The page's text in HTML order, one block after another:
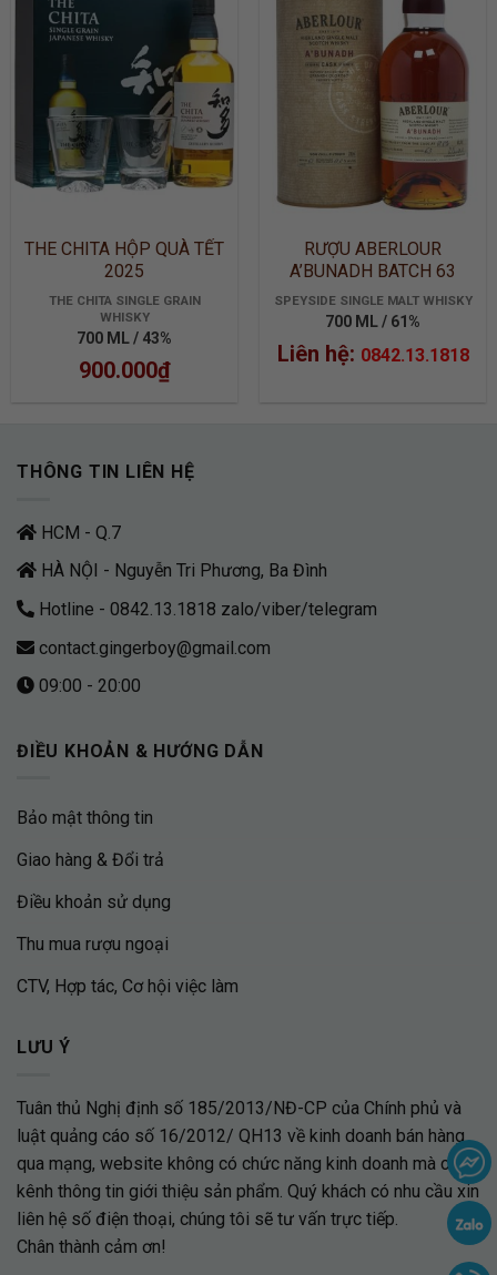
WISHLIST
THE CHITA HỘP QUÀ TẾT
2025
THE CHITA SINGLE GRAIN
WHISKY
700 ML / 43%
900.000₫
ADD TO
WISHLIST
RƯỢU ABERLOUR
A’BUNADH BATCH 63
SPEYSIDE SINGLE MALT WHISKY
700 ML / 61%
Liên hệ: 0842.13.1818
THÔNG TIN LIÊN HỆ
HCM - Q.7
HÀ NỘI - Nguyễn Tri Phương, Ba Đình
Hotline - 0842.13.1818 zalo/viber/telegram
contact.gingerboy@gmail.com
09:00 - 20:00
ĐIỀU KHOẢN & HƯỚNG DẪN
Bảo mật thông tin
Giao hàng & Đổi trả
Điều khoản sử dụng
Thu mua rượu ngoại
CTV, Hợp tác, Cơ hội việc làm
LƯU Ý
Tuân thủ Nghị định số 185/2013/NĐ-CP của Chính phủ và
luật quảng cáo số 16/2012/ QH13 về kinh doanh bán hàng
qua mạng, website không có chức năng kinh doanh mà chỉ là
kênh thông tin giới thiệu sản phẩm. Quý khách có nhu cầu xin
liên hệ số điện thoại, chúng tôi sẽ tư vấn trực tiếp.
Chân thành cảm ơn!